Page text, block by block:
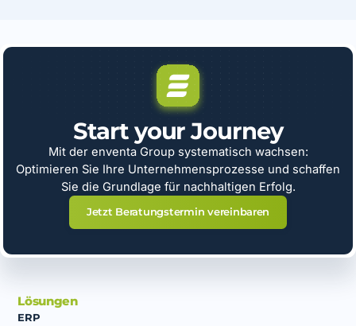
Start your Journey
Mit der enventa Group systematisch wachsen:
Optimieren Sie Ihre Unternehmensprozesse und schaffen
Sie die Grundlage für nachhaltigen Erfolg.
Jetzt Beratungstermin vereinbaren
Lösungen
ERP